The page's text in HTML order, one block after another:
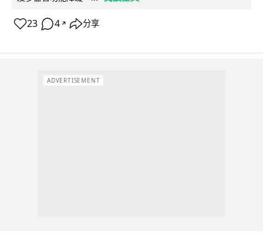
23 4 ↗ 分享
ADVERTISEMENT